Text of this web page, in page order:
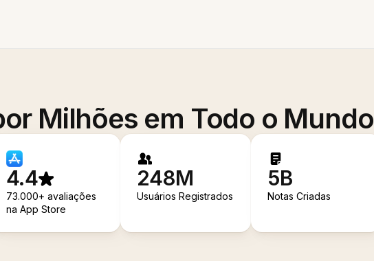
Milhões em Todo o Mundo
4.4
73.000+ avaliações
na App Store
248M
Usuários Registrados
5B
Notas Criadas